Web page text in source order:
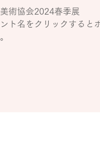
術協会2024春季展
ト名をクリックすると